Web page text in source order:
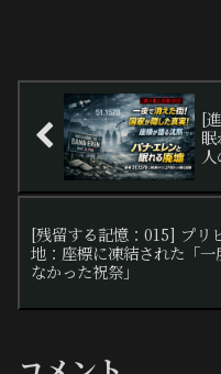
[
[残留する記憶：015] プリ
地：座標に凍結された「一
なかった祝祭」